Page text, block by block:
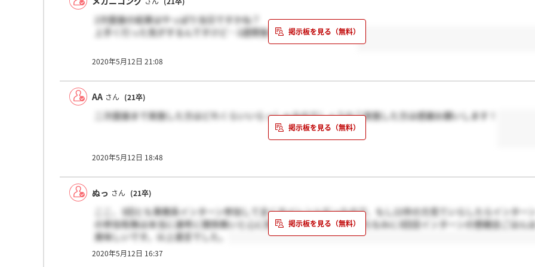
2次面接の結果はやっぱり当日ですかね？
上手く行った気がするんですけど…2週間後と言われて不安です。
2020年5月12日 21:08
AA さん (21卒)
二次面接まで実施した方はどれくらいいらっしゃるのでしょうか？実施した方は感謝お願いします！
2020年5月12日 18:48
ぬっ さん (21卒)
ここ、3回とも事務系インターン参加して全くサイレントだったので、もし22卒の方見ていらしたらインター
の参加有無は本当に選考に関係無いと心に刻んでおいてください。ちなみに3回目インターンの懇親会ごはん
美味しいです。以上遺言でした。
2020年5月12日 16:37